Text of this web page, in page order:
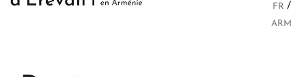
FR
ARM